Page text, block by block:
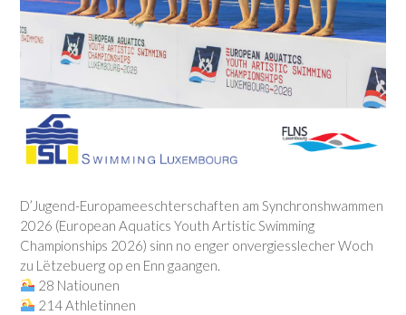
D’Jugend-Europameeschterschaften am Synchronshwammen
2026 (European Aquatics Youth Artistic Swimming
Championships 2026) sinn no enger onvergiesslecher Woch
zu Lëtzebuerg op en Enn gaangen.
28 Natiounen
214 Athletinnen